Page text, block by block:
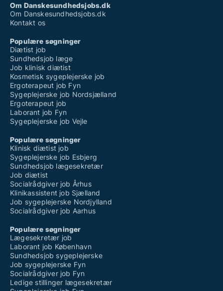
Om Danskesundhedsjobs.dk
Om Danskesundhedsjobs.dk
Kontakt os
Populære søgninger
Diætist job
Sundhedsjob læge
Job klinisk diætist
Kosmetisk sygeplejerske job
Ergoterapeut job Fyn
Sygeplejerske job Nordsjælland
Ergoterapeut job
Laborant job Fyn
Sygeplejerske job Vejle
Populære søgninger
Klinisk diætist job
Sygeplejerske job Esbjerg
Sundhedsjob lægesekretær
Job diætist
Socialrådgiver job Århus
Klinikassistent job Sjælland
Job sygeplejerske Nordjylland
Socialrådgiver job Aarhus
Populære søgninger
Lægesekretær job
Laborant job København
Sundhedsjob sygeplejerske
Job sygeplejerske Fyn
Socialrådgiver job Fyn
Ledige stillinger lægesekretær